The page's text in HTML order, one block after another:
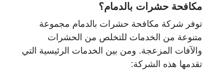
مكافحة حشرات بالدمام؟
توفر شركة مكافحة حشرات بالدمام مجموعة
متنوعة من الخدمات للتخلص من الحشرات
والآفات المزعجة. ومن بين الخدمات الرئيسية التي
تقدمها هذه الشركة: